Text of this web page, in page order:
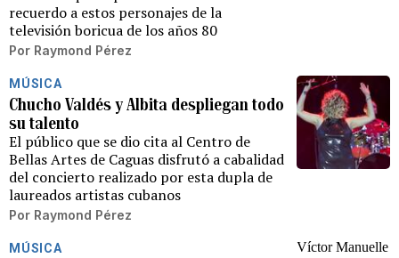
recuerdo a estos personajes de la
televisión boricua de los años 80
Por Raymond Pérez
MÚSICA
Chucho Valdés y Albita despliegan todo
su talento
El público que se dio cita al Centro de
Bellas Artes de Caguas disfrutó a cabalidad
del concierto realizado por esta dupla de
laureados artistas cubanos
Por Raymond Pérez
MÚSICA